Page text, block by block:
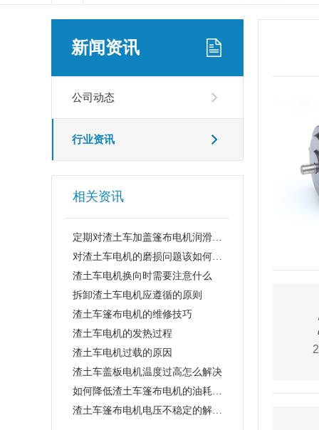
新闻资讯
公司动态
行业资讯
相关资讯
定期对渣土车加盖篷布电机润滑的好处
对渣土车电机的磨损问题该如何解决
渣土车电机换向时需要注意什么
拆卸渣土车电机应遵循的原则
渣土车篷布电机的维修技巧
渣土车电机的发热过程
渣土车电机过载的原因
渣土车盖板电机温度过高怎么解决
如何降低渣土车篷布电机的油耗损失
渣土车篷布电机电压不稳定的解决方法